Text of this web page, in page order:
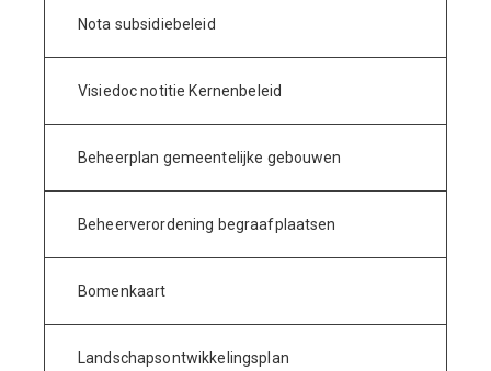
Nota subsidiebeleid
Visiedoc notitie Kernenbeleid
Beheerplan gemeentelijke gebouwen
Beheerverordening begraafplaatsen
Bomenkaart
Landschapsontwikkelingsplan